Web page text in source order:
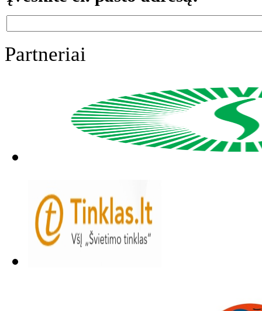
Partneriai